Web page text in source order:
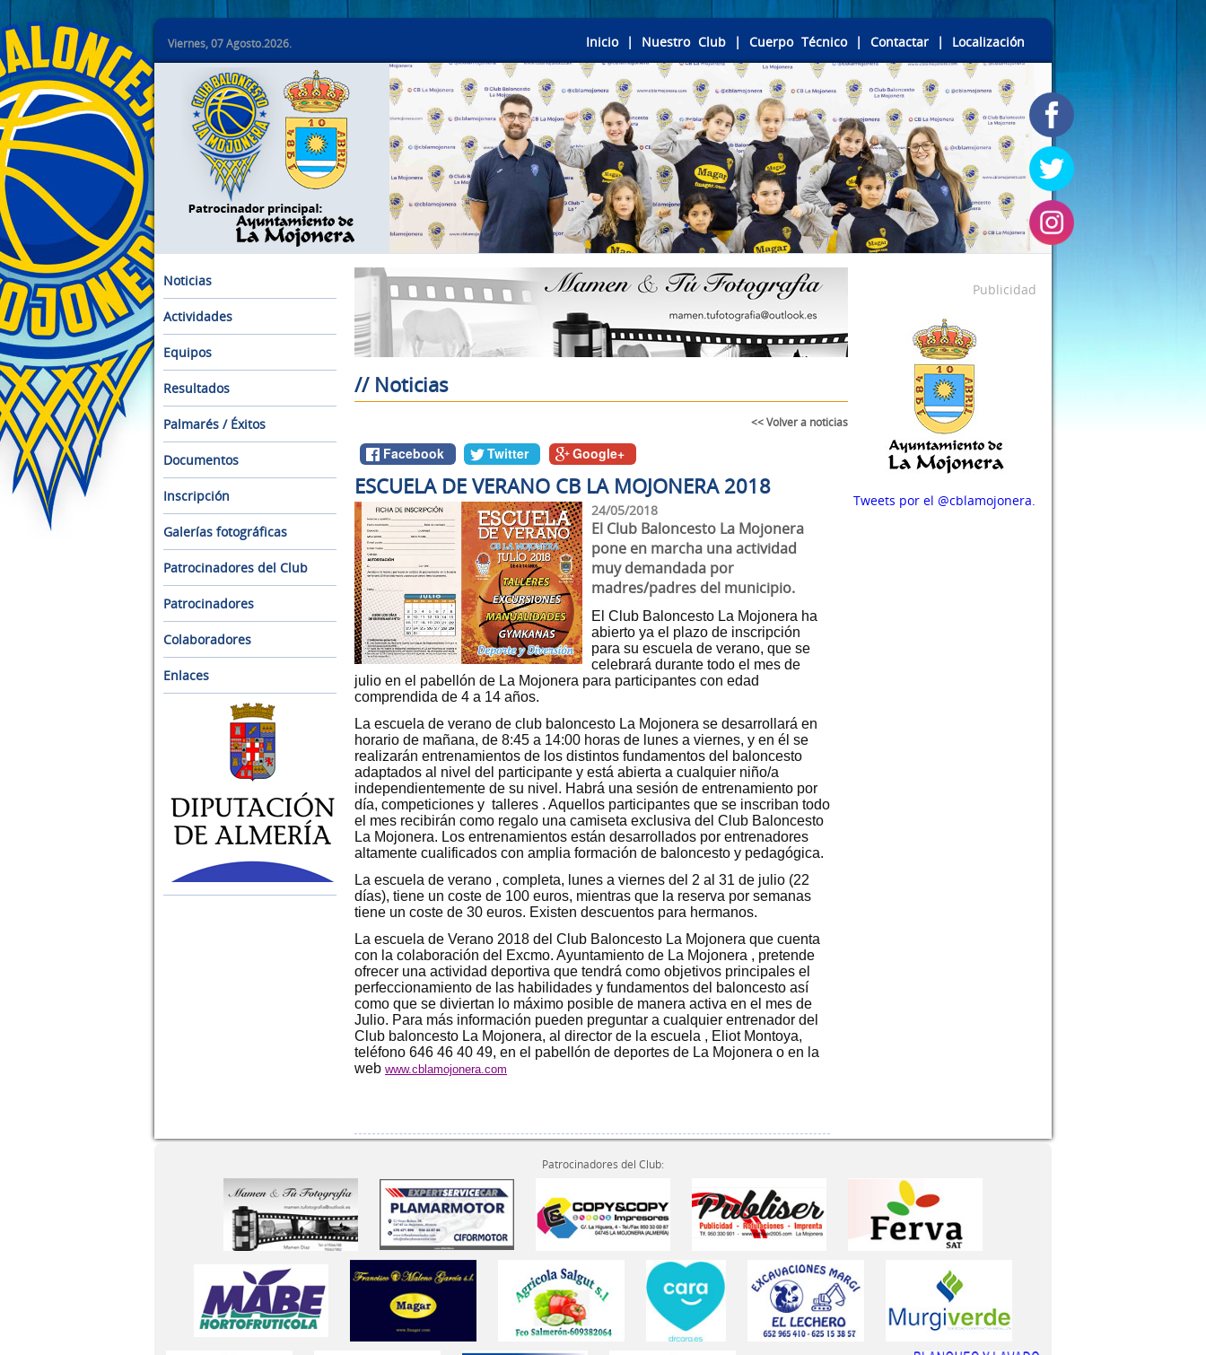
Viernes, 07 Agosto.2026. Inicio| Nuestro Club | Cuerpo Técnico| Contactar | Localización
Noticias
Actividades
Equipos
Resultados
Palmarés / Éxitos
Documentos
Inscripción
Galerías fotográficas
Patrocinadores del Club
Patrocinadores
Colaboradores
Enlaces
// Noticias
<< Volver a noticias
Facebook Twitter Google+
ESCUELA DE VERANO CB LA MOJONERA 2018
24/05/2018
El Club Baloncesto La Mojonera
pone en marcha una actividad
muy demandada por
madres/padres del municipio.
El Club Baloncesto La Mojonera ha
abierto ya el plazo de inscripción
para su escuela de verano, que se
celebrará durante todo el mes de
julio en el pabellón de La Mojonera para participantes con edad
comprendida de 4 a 14 años.
La escuela de verano de club baloncesto La Mojonera se desarrollará en
horario de mañana, de 8:45 a 14:00 horas de lunes a viernes, y en él se
realizarán entrenamientos de los distintos fundamentos del baloncesto
adaptados al nivel del participante y está abierta a cualquier niño/a
independientemente de su nivel. Habrá una sesión de entrenamiento por
día, competiciones y talleres . Aquellos participantes que se inscriban todo
el mes recibirán como regalo una camiseta exclusiva del Club Baloncesto
La Mojonera. Los entrenamientos están desarrollados por entrenadores
altamente cualificados con amplia formación de baloncesto y pedagógica.
La escuela de verano , completa, lunes a viernes del 2 al 31 de julio (22
días), tiene un coste de 100 euros, mientras que la reserva por semanas
tiene un coste de 30 euros. Existen descuentos para hermanos.
La escuela de Verano 2018 del Club Baloncesto La Mojonera que cuenta
con la colaboración del Excmo. Ayuntamiento de La Mojonera , pretende
ofrecer una actividad deportiva que tendrá como objetivos principales el
perfeccionamiento de las habilidades y fundamentos del baloncesto así
como que se diviertan lo máximo posible de manera activa en el mes de
Julio. Para más información pueden preguntar a cualquier entrenador del
Club baloncesto La Mojonera, al director de la escuela , Eliot Montoya,
teléfono 646 46 40 49, en el pabellón de deportes de La Mojonera o en la
web www.cblamojonera.com
Publicidad
Tweets por el @cblamojonera.
Patrocinadores del Club: